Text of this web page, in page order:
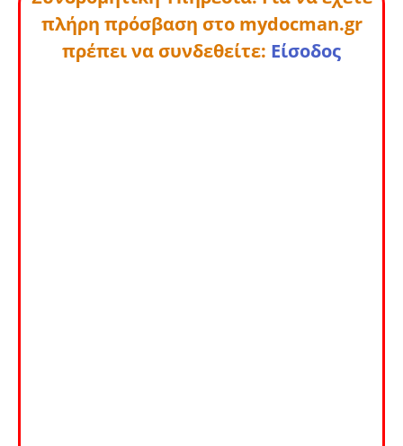
πλήρη πρόσβαση στο mydocman.gr
πρέπει να συνδεθείτε: Είσοδος